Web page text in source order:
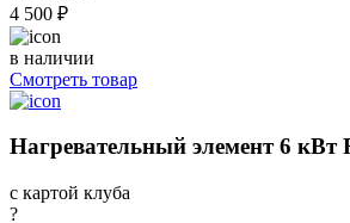
4 500 ₽
в наличии
Смотреть товар
Нагревательный элемент 6 кВт
с картой клуба
?